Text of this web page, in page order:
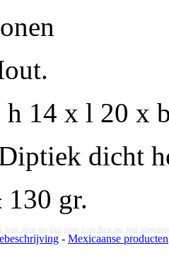
14 x l 20 x
dicht
gr.
Maria met Kind religie Maria met Kind
- Mexicaanse producten